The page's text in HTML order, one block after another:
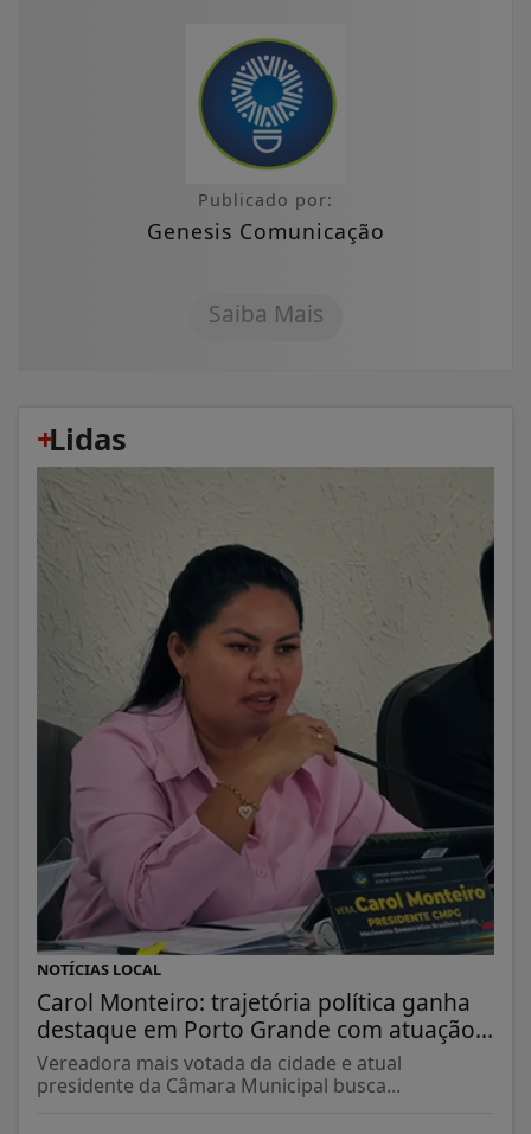
Publicado por:
Genesis Comunicação
Saiba Mais
+
Lidas
NOTÍCIAS LOCAL
Carol Monteiro: trajetória política ganha
destaque em Porto Grande com atuação...
Vereadora mais votada da cidade e atual
presidente da Câmara Municipal busca...